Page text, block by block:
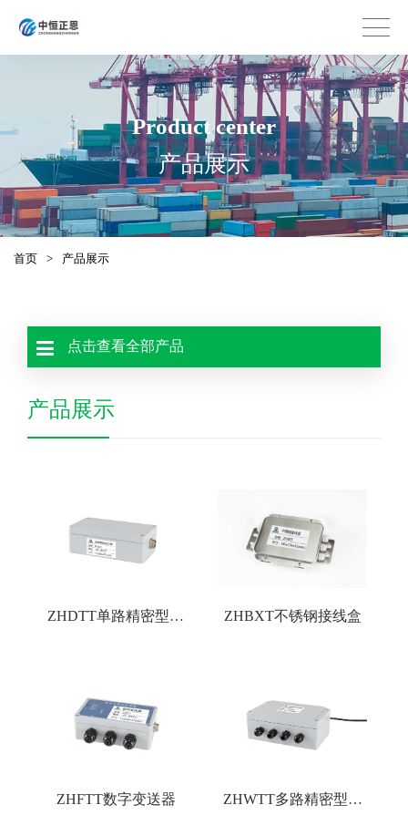
Product center
产品展示
首页 > 产品展示
点击查看全部产品
产品展示
ZHDTT单路精密型放
ZHBXT不锈钢接线盒
ZHFTT数字变送器
ZHWTT多路精密型变